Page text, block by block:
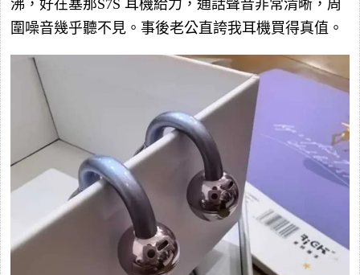
沸，好在塞那S7S 耳機給力，通話聲音非常清晰，周
圍噪音幾乎聽不見。事後老公直誇我耳機買得真值。